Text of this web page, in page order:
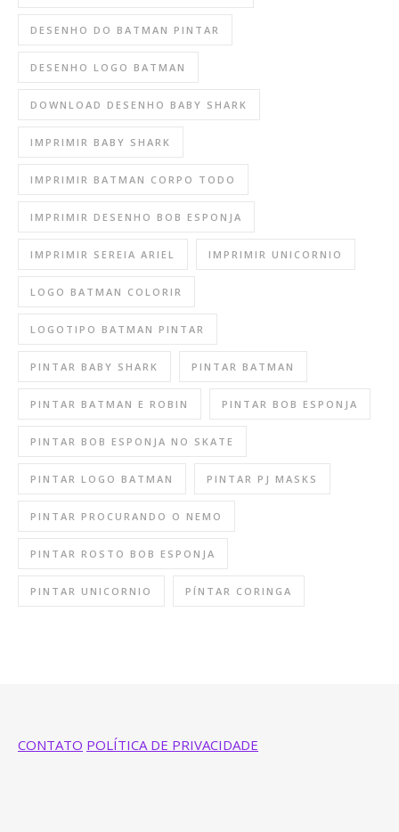
DESENHO DO BATMAN PINTAR
DESENHO LOGO BATMAN
DOWNLOAD DESENHO BABY SHARK
IMPRIMIR BABY SHARK
IMPRIMIR BATMAN CORPO TODO
IMPRIMIR DESENHO BOB ESPONJA
IMPRIMIR SEREIA ARIEL IMPRIMIR UNICORNIO
LOGO BATMAN COLORIR
LOGOTIPO BATMAN PINTAR
PINTAR BABY SHARK PINTAR BATMAN
PINTAR BATMAN E ROBIN PINTAR BOB ESPONJA
PINTAR BOB ESPONJA NO SKATE
PINTAR LOGO BATMAN PINTAR PJ MASKS
PINTAR PROCURANDO O NEMO
PINTAR ROSTO BOB ESPONJA
PINTAR UNICORNIO PÍNTAR CORINGA
CONTATO POLÍTICA DE PRIVACIDADE